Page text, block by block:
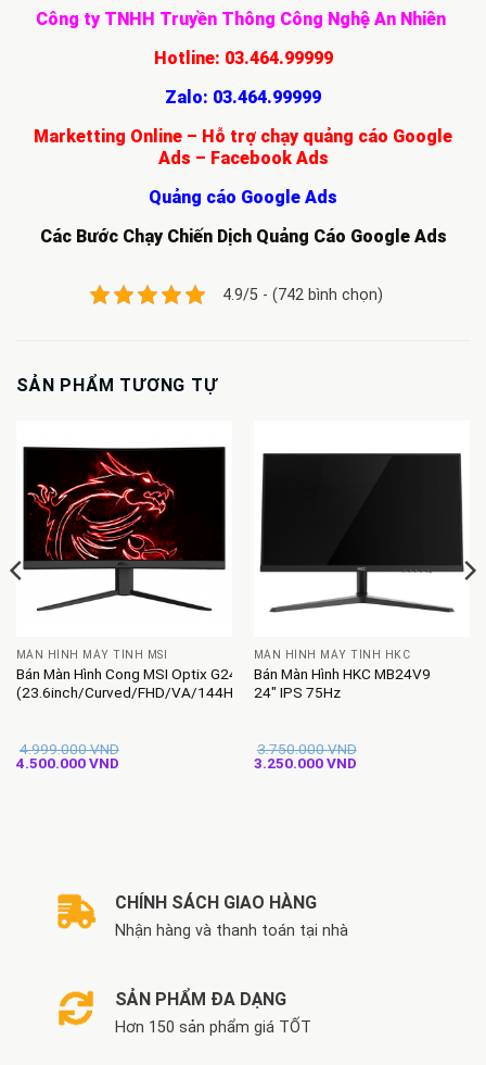
Công ty TNHH Truyền Thông Công Nghệ An Nhiên
Hotline: 03.464.99999
Zalo: 03.464.99999
Marketting Online – Hỗ trợ chạy quảng cáo Google
Ads – Facebook Ads
Quảng cáo Google Ads
Các Bước Chạy Chiến Dịch Quảng Cáo Google Ads
4.9/5 - (742 bình chọn)
SẢN PHẨM TƯƠNG TỰ
MÀN HÌNH MÁY TÍNH MSI
Bán Màn Hình Cong MSI Optix G24C4
(23.6inch/Curved/FHD/VA/144HZ/1ms)
4.999.000VND
Giá
4.500.000VNDGiá
MÀN HÌNH MÁY TÍNH HKC
Bán Màn Hình HKC MB24V9
24″ IPS 75Hz
3.750.000VND
Giá
3.250.000VNDGiá
CHÍNH SÁCH GIAO HÀNG
Nhận hàng và thanh toán tại nhà
SẢN PHẨM ĐA DẠNG
Hơn 150 sản phẩm giá TỐT